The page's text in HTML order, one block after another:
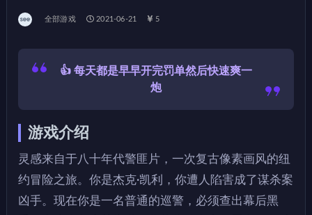
全部游戏 2021-06-21 5
👍 每天都是早早开完罚单然后快速爽一
炮
游戏介绍
灵感来自于八十年代警匪片，一次复古像素画风的纽
约冒险之旅。你是杰克·凯利，你遭人陷害成了谋杀案
凶手。现在你是一名普通的巡警，必须查出幕后黑